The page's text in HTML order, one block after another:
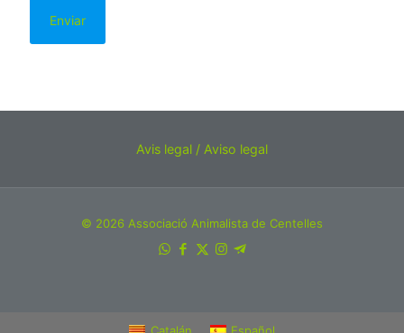
Avis legal / Aviso legal
© 2026 Associació Animalista de Centelles